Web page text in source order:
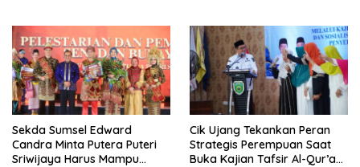
Sekda Sumsel Edward
Candra Minta Putera Puteri
Sriwijaya Harus Mampu
Cik Ujang Tekankan Peran
Strategis Perempuan Saat
Buka Kajian Tafsir Al-Qur’an